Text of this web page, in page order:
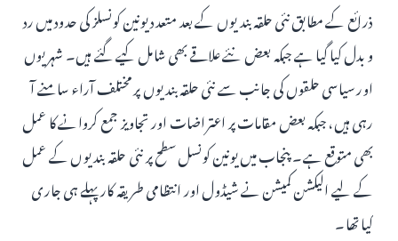
ذرائع کے مطابق نئی حلقہ بندیوں کے بعد متعدد یونین کونسلز کی حدود میں رد
و بدل کیا گیا ہے جبکہ بعض نئے علاقے بھی شامل کیے گئے ہیں۔ شہریوں
اور سیاسی حلقوں کی جانب سے نئی حلقہ بندیوں پر مختلف آراء سامنے آ
رہی ہیں، جبکہ بعض مقامات پر اعتراضات اور تجاویز جمع کروانے کا عمل
بھی متوقع ہے۔ پنجاب میں یونین کونسل سطح پر نئی حلقہ بندیوں کے عمل
کے لیے الیکشن کمیشن نے شیڈول اور انتظامی طریقہ کار پہلے ہی جاری
کیا تھا۔